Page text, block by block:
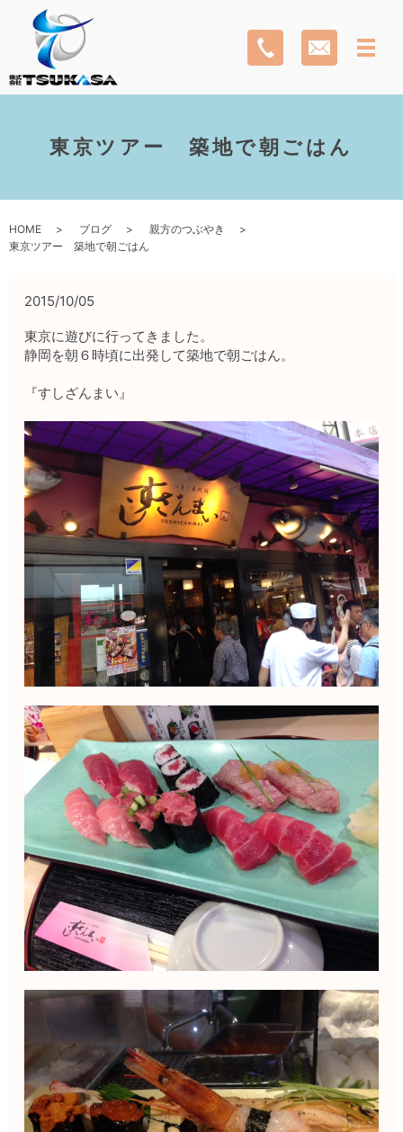
東京ツアー 築地で朝ごはん
HOME ブログ
親方のつぶやき
東京ツアー 築地で朝ごはん
2015/10/05
東京に遊びに行ってきました。
静岡を朝６時頃に出発して築地で朝ごはん。
『すしざんまい』